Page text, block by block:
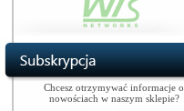
Chcesz otrzymywać informacje o
nowościach w naszym sklepie?